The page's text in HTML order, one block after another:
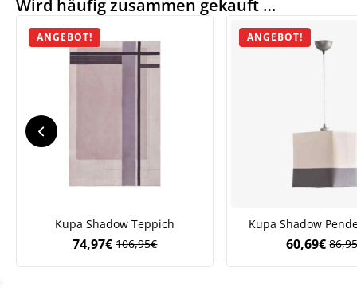
Wird häufig zusammen gekauft …
ANGEBOT!
Kupa Shadow Teppich
106,95€
Ursprünglicher
Preis
74,97€ Aktueller
Preis
ANGEBOT!
Kupa Shadow
Preis
60,69€
Preis